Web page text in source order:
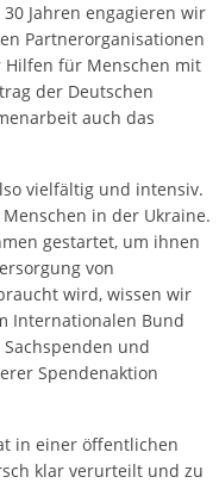
Jahren engagieren wir
Partnerorganisationen
Hilfen für Menschen mit
der Deutschen
auch das
vielfältig und intensiv.
in der Ukraine.
gestartet, um ihnen
von
wird, wissen wir
Internationalen Bund
und
Spendenaktion
in einer öffentlichen
klar verurteilt und zu